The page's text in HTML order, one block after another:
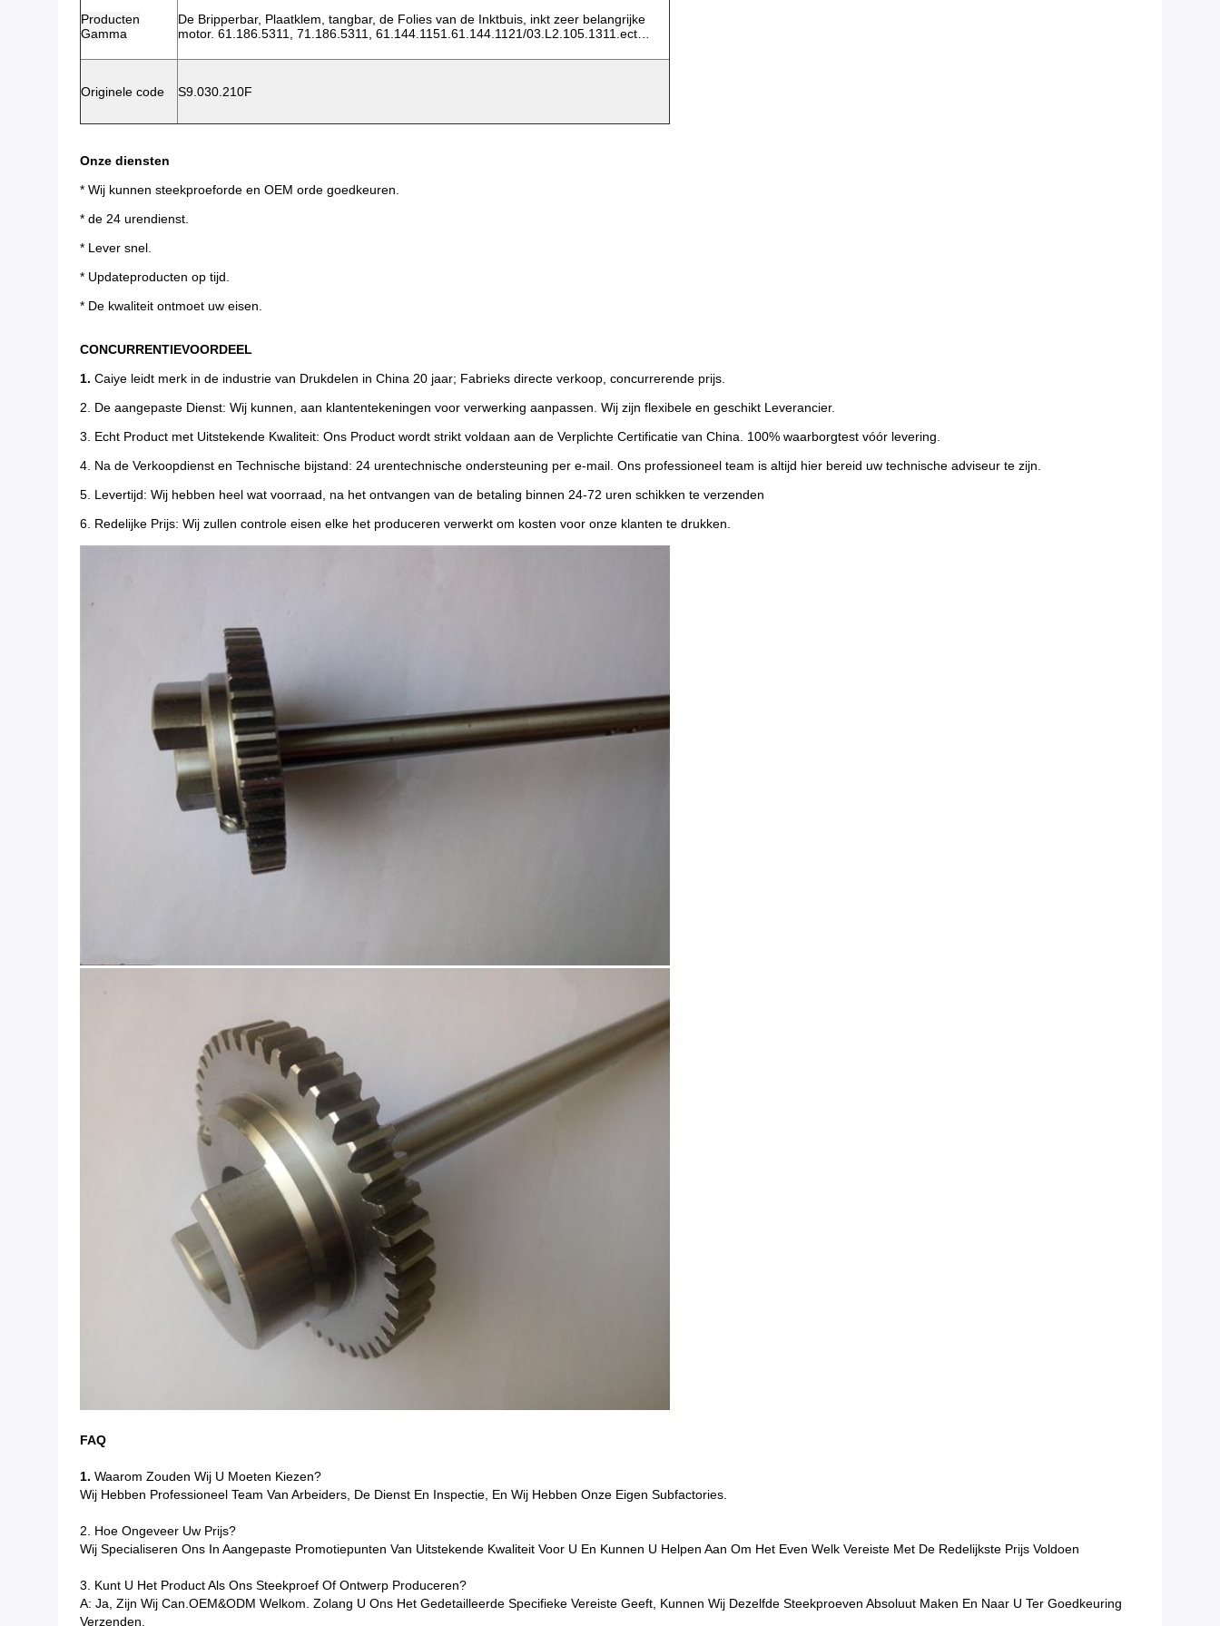
Producten
Gamma
De Bripperbar, Plaatklem, tangbar, de Folies van de Inktbuis, inkt zeer belangrijke
motor. 61.186.5311, 71.186.5311, 61.144.1151.61.144.1121/03.L2.105.1311.ect…
Originele code S9.030.210F
Onze diensten
* Wij kunnen steekproeforde en OEM orde goedkeuren.
* de 24 urendienst.
* Lever snel.
* Updateproducten op tijd.
* De kwaliteit ontmoet uw eisen.
CONCURRENTIEVOORDEEL
1. Caiye leidt merk in de industrie van Drukdelen in China 20 jaar; Fabrieks directe verkoop, concurrerende prijs.
2. De aangepaste Dienst: Wij kunnen, aan klantentekeningen voor verwerking aanpassen. Wij zijn flexibele en geschikt Leverancier.
3. Echt Product met Uitstekende Kwaliteit: Ons Product wordt strikt voldaan aan de Verplichte Certificatie van China. 100% waarborgtest vóór levering.
4. Na de Verkoopdienst en Technische bijstand: 24 urentechnische ondersteuning per e-mail. Ons professioneel team is altijd hier bereid uw technische adviseur te zijn.
5. Levertijd: Wij hebben heel wat voorraad, na het ontvangen van de betaling binnen 24-72 uren schikken te verzenden
6. Redelijke Prijs: Wij zullen controle eisen elke het produceren verwerkt om kosten voor onze klanten te drukken.
FAQ
1. Waarom Zouden Wij U Moeten Kiezen?
Wij Hebben Professioneel Team Van Arbeiders, De Dienst En Inspectie, En Wij Hebben Onze Eigen Subfactories.
2. Hoe Ongeveer Uw Prijs?
Wij Specialiseren Ons In Aangepaste Promotiepunten Van Uitstekende Kwaliteit Voor U En Kunnen U Helpen Aan Om Het Even Welk Vereiste Met De Redelijkste Prijs Voldoen
3. Kunt U Het Product Als Ons Steekproef Of Ontwerp Produceren?
A: Ja, Zijn Wij Can.OEM&ODM Welkom. Zolang U Ons Het Gedetailleerde Specifieke Vereiste Geeft, Kunnen Wij Dezelfde Steekproeven Absoluut Maken En Naar U Ter Goedkeuring
Verzenden.